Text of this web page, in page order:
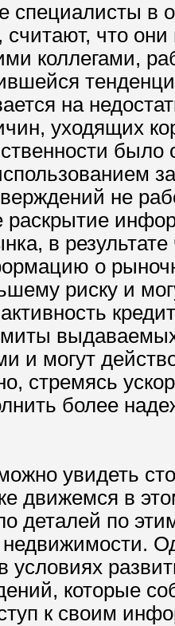
специалисты в
считают, что
коллегами,
на
уходящих
было
не
раскрытие
в
о
риску и
выдаваемых
и могут
стремясь
более
увидеть
движемся в
деталей по
условиях
которые
к своим